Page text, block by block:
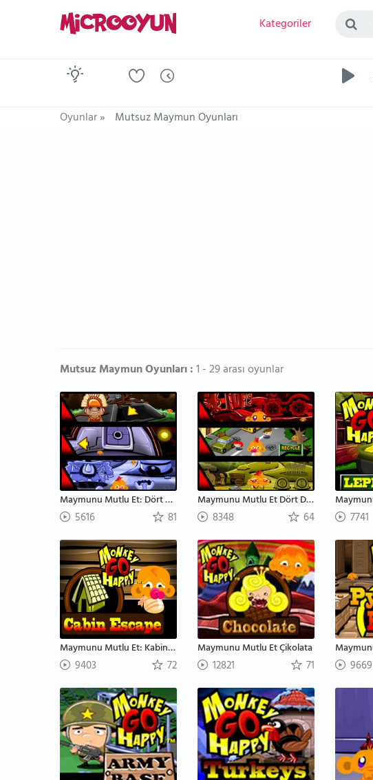
Kategoriler
Oyunlar» Mutsuz Maymun Oyunları
Mutsuz Maymun Oyunları :1 - 29 arası oyunlar
Maymunu Mutlu Et: Dört Dünya 2
5616 81
Maymunu Mutlu Et Dört Dünya
8348 64 7741
Maymunu Mutlu Et: Kabinden Kaçış
9403 72
Maymunu Mutlu Et Çikolata
12821 71 9669